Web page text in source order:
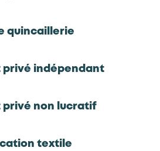
quincaillerie
privé indépendant
privé non lucratif
textile
À LA LISTE D'OUTILS AKTO
: